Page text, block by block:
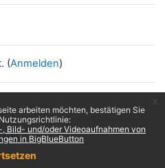
arbeiten möchten, bestätigen Sie
Bild- und/oder Videoaufnahmen von
in BigBlueButton
(Anmelden)